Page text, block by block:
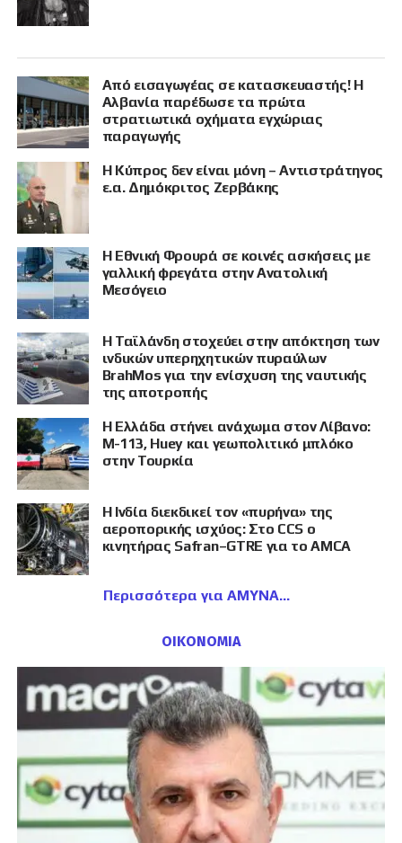
Από εισαγωγέας σε κατασκευαστής! Η
Αλβανία παρέδωσε τα πρώτα
στρατιωτικά οχήματα εγχώριας
παραγωγής
Η Κύπρος δεν είναι μόνη – Αντιστράτηγος
ε.α. Δημόκριτος Ζερβάκης
Η Εθνική Φρουρά σε κοινές ασκήσεις με
γαλλική φρεγάτα στην Ανατολική
Μεσόγειο
Η Ταϊλάνδη στοχεύει στην απόκτηση των
ινδικών υπερηχητικών πυραύλων
BrahMos για την ενίσχυση της ναυτικής
της αποτροπής
Η Ελλάδα στήνει ανάχωμα στον Λίβανο:
M-113, Huey και γεωπολιτικό μπλόκο
στην Τουρκία
Η Ινδία διεκδικεί τον «πυρήνα» της
αεροπορικής ισχύος: Στο CCS ο
κινητήρας Safran–GTRE για το AMCA
Περισσότερα για ΑΜΥΝΑ
ΟΙΚΟΝΟΜΙΑ